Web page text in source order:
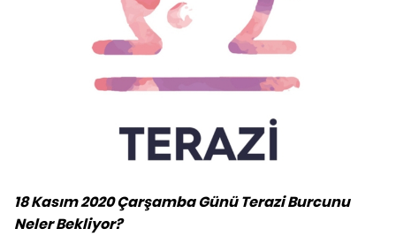
18 Kasım 2020 Çarşamba Günü Terazi Burcunu
Neler Bekliyor?